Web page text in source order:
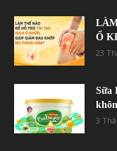
Ổ
23
Sữa
3